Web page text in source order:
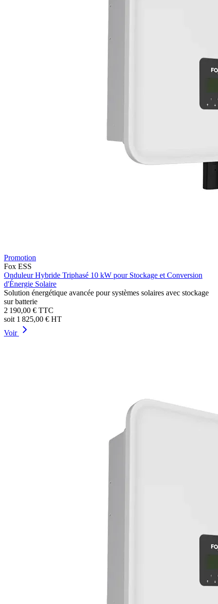
Promotion
Fox ESS
Onduleur Hybride Triphasé 10 kW pour Stockage et Conversion
d'Énergie Solaire
Solution énergétique avancée pour systèmes solaires avec stockage
sur batterie
2 190,00 € TTC
soit 1 825,00 € HT
Voir